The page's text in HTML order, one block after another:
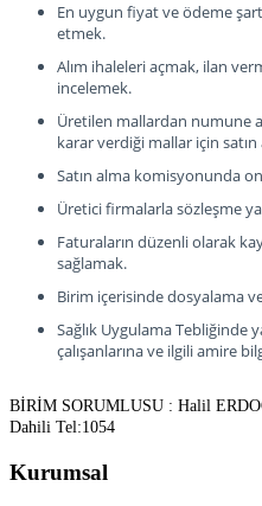
En uygun fiyat ve ödeme
etmek.
Alım ihaleleri açmak, ilan
incelemek.
Üretilen mallardan numune
karar verdiği mallar için
Satın alma komisyonunda
Üretici firmalarla sözleşme
Faturaların düzenli olarak
sağlamak.
Birim içerisinde dosyalama
Sağlık Uygulama Tebliğinde
çalışanlarına ve ilgili amire
BİRİM SORUMLUSU : Halil
Dahili Tel:1054
Kurumsal